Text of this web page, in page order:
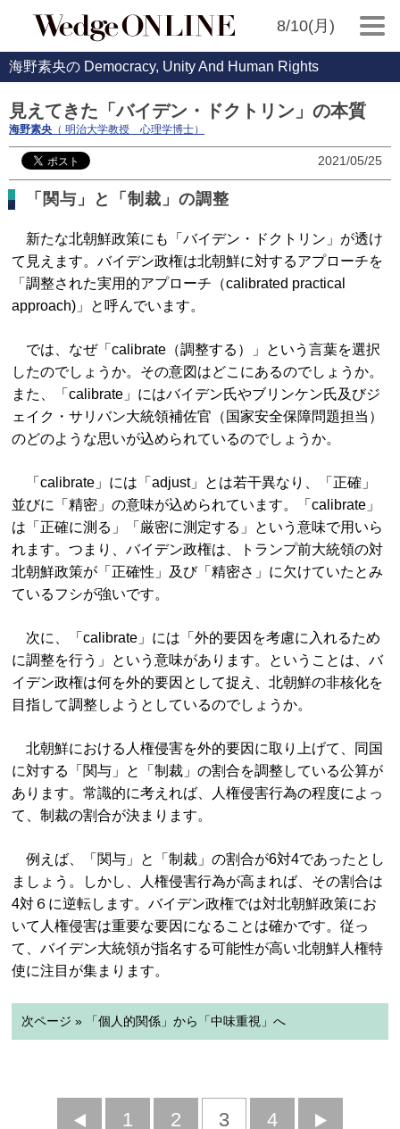
8/10(月)
海野素央の Democracy, Unity And Human Rights
見えてきた「バイデン・ドクトリン」の本質
海野素央 （ 明治大学教授 心理学博士）
2021/05/25
「関与」と「制裁」の調整
新たな北朝鮮政策にも「バイデン・ドクトリン」が透け
て見えます。バイデン政権は北朝鮮に対するアプローチを
「調整された実用的アプローチ（calibrated practical
approach)」と呼んでいます。
では、なぜ「calibrate（調整する）」という言葉を選択
したのでしょうか。その意図はどこにあるのでしょうか。
また、「calibrate」にはバイデン氏やブリンケン氏及びジ
ェイク・サリバン大統領補佐官（国家安全保障問題担当）
のどのような思いが込められているのでしょうか。
「calibrate」には「adjust」とは若干異なり、「正確」
並びに「精密」の意味が込められています。「calibrate」
は「正確に測る」「厳密に測定する」という意味で用いら
れます。つまり、バイデン政権は、トランプ前大統領の対
北朝鮮政策が「正確性」及び「精密さ」に欠けていたとみ
ているフシが強いです。
次に、「calibrate」には「外的要因を考慮に入れるため
に調整を行う」という意味があります。ということは、バ
イデン政権は何を外的要因として捉え、北朝鮮の非核化を
目指して調整しようとしているのでしょうか。
北朝鮮における人権侵害を外的要因に取り上げて、同国
に対する「関与」と「制裁」の割合を調整している公算が
あります。常識的に考えれば、人権侵害行為の程度によっ
て、制裁の割合が決まります。
例えば、「関与」と「制裁」の割合が6対4であったとし
ましょう。しかし、人権侵害行為が高まれば、その割合は
4対６に逆転します。バイデン政権では対北朝鮮政策にお
いて人権侵害は重要な要因になることは確かです。従っ
て、バイデン大統領が指名する可能性が高い北朝鮮人権特
使に注目が集まります。
次ページ » 「個人的関係」から「中味重視」へ
前
1 2 3 4